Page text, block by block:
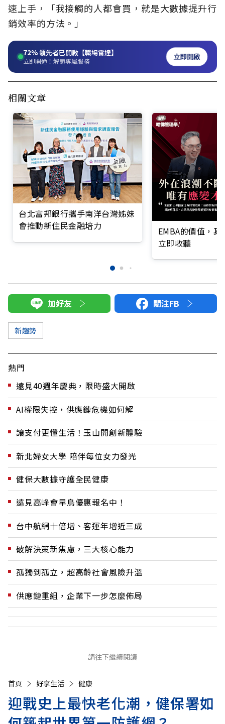
速上手，「我接觸的人都會買，就是大數據提升行
銷效率的方法。」
72%領先者已開啟【職場雷達】
立即開通！解鎖專屬服務 立即開啟
相關文章
台北富邦銀行攜手南洋台灣姊妹
會推動新住民金融培力
EMBA的價值，
立即收聽
加好友 關注FB
新趨勢
熱門
遠見40週年慶典，限時盛大開啟
AI權限失控，供應鏈危機如何解
讓支付更懂生活！玉山開創新體驗
新北婦女大學 陪伴每位女力發光
健保大數據守護全民健康
遠見高峰會早鳥優惠報名中！
台中航網十倍增、客運年增近三成
破解決策新焦慮，三大核心能力
孤獨到孤立，超高齡社會風險升溫
供應鏈重組，企業下一步怎麼佈局
請往下繼續閱讀
首頁 好享生活 健康
迎戰史上最快老化潮，健保署如